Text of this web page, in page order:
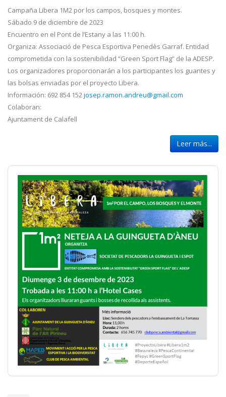
Campaña Libera 1M2 por los campos, bosques y montes.
Sábado 9 de diciembre de 2023
Encuentro en el Pont de l’Estany a las 11:00 h.
Organiza: Associació de Pesca Esportiva Penedès Garraf. Entidad
comprometida con la sostenibilidad “Green Sport Flag” de la ADESP.
Los organizadores proporcionarán a los participantes los guantes y
las bolsas enviadas por el proyecto Libera.
Información: 692 854 152josep.ramon.andreu@gmail.com
Colaboran:
Ajuntament de Calafell
Leer más...